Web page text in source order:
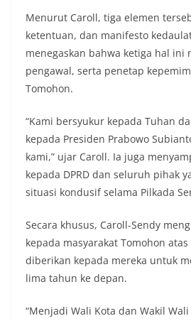
Menurut Caroll, tiga elemen
ketentuan, dan manifesto
menegaskan bahwa ketiga hal ini
pengawal, serta penetap
Tomohon.
“Kami bersyukur kepada Tuhan
kepada Presiden Prabowo
kami,” ujar Caroll. Ia juga
kepada DPRD dan seluruh pihak
situasi kondusif selama Pilkada
Secara khusus, Caroll-Sendy
kepada masyarakat Tomohon
diberikan kepada mereka untuk
lima tahun ke depan.
“Menjadi Wali Kota dan Wakil